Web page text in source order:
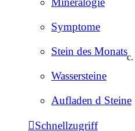
Symptome
Stein des Monats
Wassersteine
Aufladen d Steine
Schnellzugriff